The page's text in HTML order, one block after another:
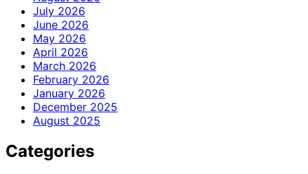
July 2026
June 2026
May 2026
April 2026
March 2026
February 2026
January 2026
December 2025
August 2025
Categories